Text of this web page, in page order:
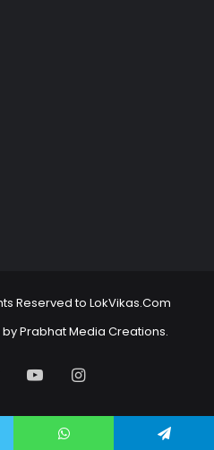
Reserved to LokVikas.Com
byPrabhat Media Creations.
YouTubeInstagram